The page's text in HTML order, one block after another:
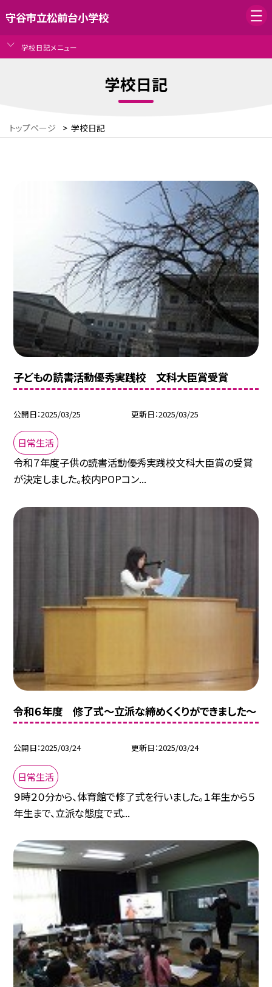
守谷市立松前台小学校
学校日記メニュー
学校日記
トップページ > 学校日記
子どもの読書活動優秀実践校 文科大臣賞受賞
公開日 2025/03/25 更新日 2025/03/25
日常生活
令和７年度子供の読書活動優秀実践校文科大臣賞の受賞
が決定しました。校内POPコン...
令和６年度 修了式～立派な締めくくりができました～
公開日 2025/03/24 更新日 2025/03/24
日常生活
９時２０分から、体育館で修了式を行いました。１年生から５
年生まで、立派な態度で式...